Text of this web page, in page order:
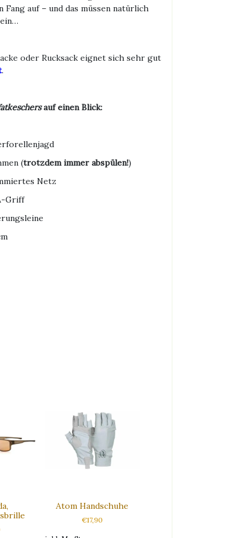
auf – und das müssen natürlich
oder Rucksack eignet sich sehr gut
.
auf einen Blick:
(trotzdem immer abspülen!)
Netz
Griff
Atom Handschuhe
€17,90